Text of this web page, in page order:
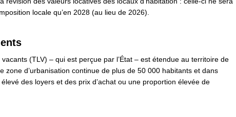
locale qu’en 2028 (au lieu de 2026).
(TLV) – qui est perçue par l’État – est étendue au territoire de
zone d’urbanisation continue de plus de 50 000 habitants et dans
des loyers et des prix d’achat ou une proportion élevée de